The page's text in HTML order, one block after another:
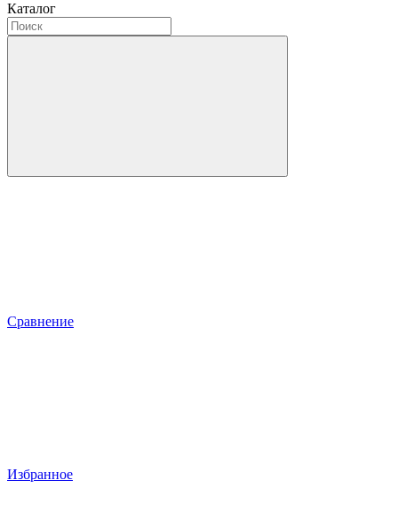
Каталог
Сравнение
Избранное